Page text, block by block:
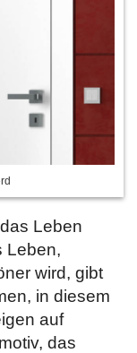
Leben
Leben,
wird, gibt
in diesem
auf
das